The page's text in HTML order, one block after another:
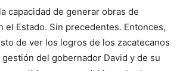
capacidad de generar obras de
el Estado. Sin precedentes. Entonces,
de ver los logros de los zacatecanos
gestión del gobernador David y de su